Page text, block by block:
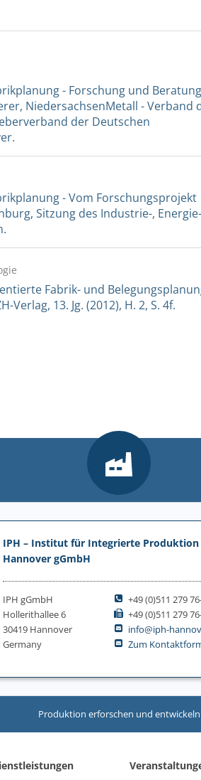
- Forschung und Beratung
NiedersachsenMetall - Verband
der Deutschen
- Vom Forschungsprojekt
Sitzung des Industrie-, Energie-
Fabrik- und
13. Jg. (2012), H. 2, S. 4f.
IPH – Institut für Integrierte Produktion
Hannover gGmbH
IPH gGmbH
Hollerithallee 6
30419 Hannover
Germany
+49 (0)511 279
+49 (0)511 279
info@iph-
Zum
Produktion erforschen und entwickeln